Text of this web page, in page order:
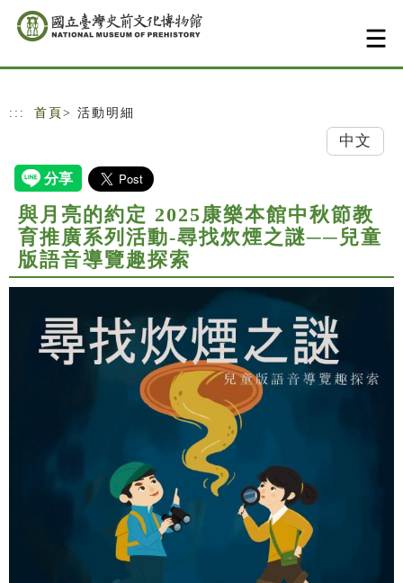
跳到主要內容
網站導覽
::: 首頁 > 活動明細
中文
與月亮的約定 2025康樂本館中秋節教
育推廣系列活動-尋找炊煙之謎──兒童
版語音導覽趣探索